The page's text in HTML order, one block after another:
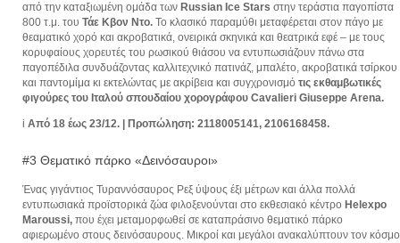
από την καταξιωμένη ομάδα των Russian Ice Stars στην τεράστια παγοπίστα
800 τ.μ. του Τάε Κβον Ντο. Το κλασικό παραμύθι μεταφέρεται στον πάγο με
θεαματικό χορό και ακροβατικά, ονειρικά σκηνικά και θεατρικά εφέ – με τους
κορυφαίους χορευτές του ρωσικού θιάσου να εντυπωσιάζουν πάνω στα
παγοπέδιλα συνδυάζοντας καλλιτεχνικό πατινάζ, μπαλέτο, ακροβατικά τσίρκου
και παντομίμα κι εκτελώντας με ακρίβεια και συγχρονισμό τις εκθαμβωτικές
φιγούρες του Ιταλού σπουδαίου χορογράφου Cavalieri Giuseppe Arena.
i Από 18 έως 23/12. | Προπώληση: 2118005141, 2106168458.
#3 Θεματικό πάρκο «Δεινόσαυροι»
Ένας γιγάντιος Τυραννόσαυρος Ρεξ ύψους έξι μέτρων και άλλα πολλά
εντυπωσιακά προϊστορικά ζώα φιλοξενούνται στο εκθεσιακό κέντρο Helexpo
Maroussi, που έχει μεταμορφωθεί σε καταπράσινο θεματικό πάρκο
αφιερωμένο στους δεινόσαυρους. Μικροί και μεγάλοι ανακαλύπτουν τον κόσμο